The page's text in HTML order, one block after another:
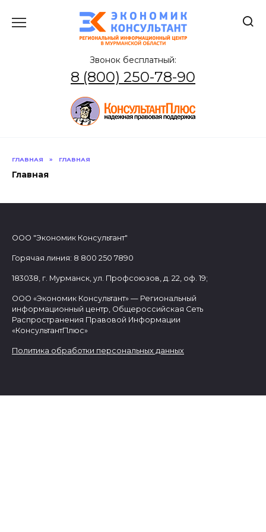
содержанию
Звонок бесплатный:
8 (800) 250-78-90
ГЛАВНАЯ » ГЛАВНАЯ
Главная
ООО "Экономик Консультант"
Горячая линия: 8 800 250 7890
183038, г. Мурманск, ул. Профсоюзов, д. 22, оф. 19;
ООО «Экономик Консультант» — Региональный
информационный центр, Общероссийская Сеть
Распространения Правовой Информации
«КонсультантПлюс»
Политика обработки персональных данных